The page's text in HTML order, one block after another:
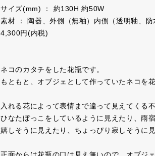
サイズ(mm) ： 約130H 約50W
素材 ： 陶器、外側（無釉）内側（透明釉、防
4,300円(内税)
ネコのカタチをした花瓶です。
もともと、オブジェとして作っていたネコを
入れる花によって表情まで違って見えてくる
ひなたぼっこをしているように見えたり、雨
嬉しそうに見えたり、ちょっぴり寂しそうに